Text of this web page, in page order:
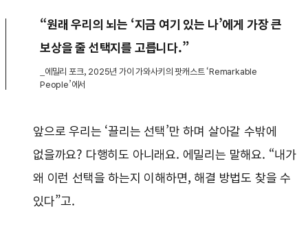
“원래 우리의 뇌는 ‘지금 여기 있는 나’에게 가장 큰
보상을 줄 선택지를 고릅니다.”
_에밀리 포크, 2025년 가이 가와사키의 팟캐스트 ‘Remarkable
People’에서
앞으로 우리는 ‘끌리는 선택’만 하며 살아갈 수밖에
없을까요? 다행히도 아니래요. 에밀리는 말해요. “내가
왜 이런 선택을 하는지 이해하면, 해결 방법도 찾을 수
있다”고.